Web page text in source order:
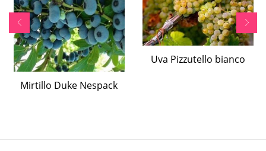
Mirtillo Duke Nespack
Uva Pizzutello bianco